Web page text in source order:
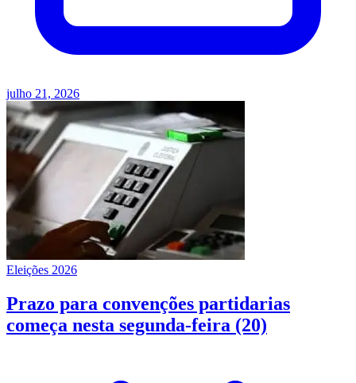
julho 21, 2026
Eleições 2026
Prazo para convenções partidarias
começa nesta segunda-feira (20)